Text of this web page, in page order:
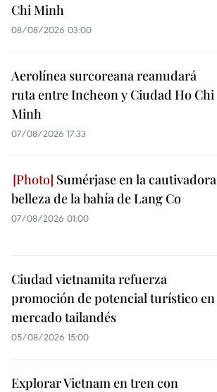
Chi Minh
08/08/2026 03:00
Aerolínea surcoreana reanudará
ruta entre Incheon y Ciudad Ho Chi
Minh
07/08/2026 17:33
Sumérjase en la cautivadora
belleza de la bahía de Lang Co
07/08/2026 01:00
Ciudad vietnamita refuerza
promoción de potencial turístico en
mercado tailandés
05/08/2026 15:00
Explorar Vietnam en tren con